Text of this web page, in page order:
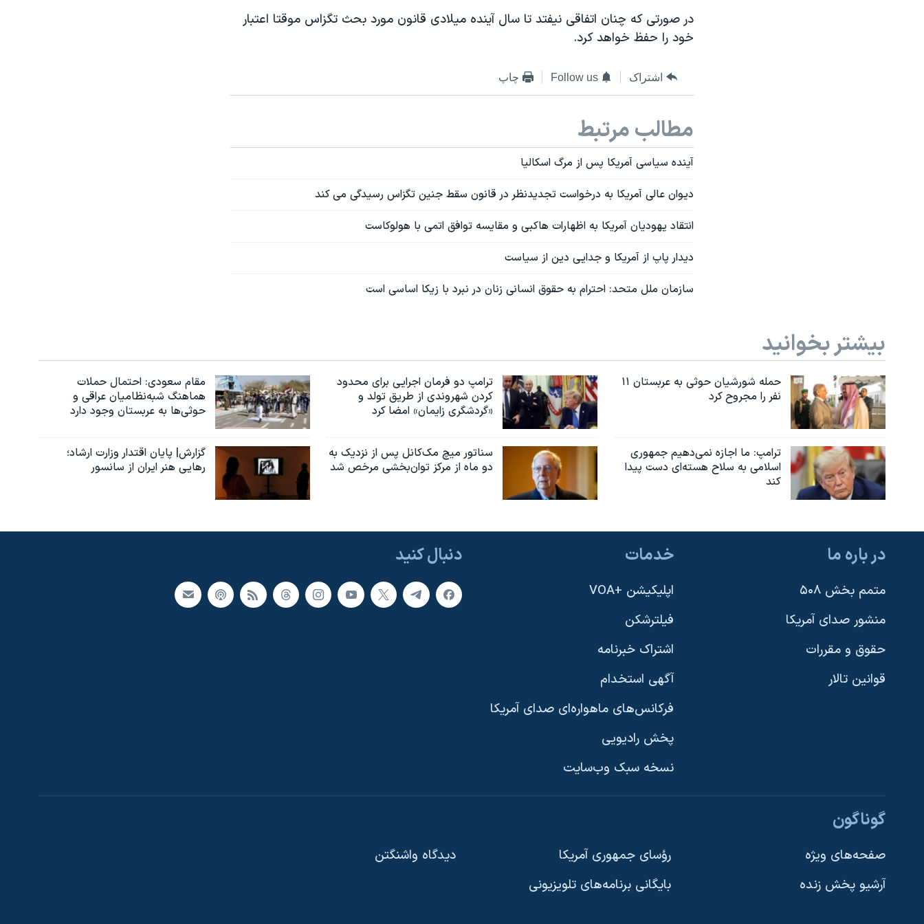
دنبال کنید
زبانهای مختلف
در صورتی که چنان اتفاقی نیفتد تا سال آینده میلادی قانون مورد بحث تگزاس موقتا اعتبار
خود را حفظ خواهد کرد.
اشتراک Follow us چاپ
مطالب مرتبط
آینده سیاسی آمریکا پس از مرگ اسکالیا
دیوان عالی آمریکا به درخواست تجدیدنظر در قانون سقط جنین تگزاس رسیدگی می کند
انتقاد یهودیان آمریکا به اظهارات هاکبی و مقایسه توافق اتمی با هولوکاست
دیدار پاپ از آمریکا و جدایی دین از سیاست
سازمان ملل متحد: احترام به حقوق انسانی زنان در نبرد با زیکا اساسی است
بیشتر بخوانید
حمله شورشیان حوثی به عربستان ۱۱
نفر را مجروح کرد
ترامپ دو فرمان اجرایی برای محدود
کردن شهروندی از طریق تولد و
«گردشگری زایمان» امضا کرد
مقام سعودی: احتمال حملات
هماهنگ شبه‌نظامیان عراقی و
حوثی‌ها به عربستان وجود دارد
ترامپ: ما اجازه نمی‌دهیم جمهوری
اسلامی به سلاح هسته‌ای دست پیدا
کند
سناتور میچ مک‌کانل پس از نزدیک به
دو ماه از مرکز توان‌بخشی مرخص شد
گزارش| پایان اقتدار وزارت ارشاد؛
رهایی هنر ایران از سانسور
دنبال کنید در باره ما
متمم بخش ۵۰۸
منشور صدای آمریکا
حقوق و مقررات
قوانین تالار
خدمات
اپلیکیشن +VOA
فیلترشکن
اشتراک خبرنامه
آگهی استخدام
فرکانس‌های ماهواره‌ای صدای آمریکا
پخش رادیویی
نسخه سبک وب‌سایت
گوناگون
صفحه‌های ویژه
آرشیو پخش زنده
رؤسای جمهوری آمریکا
بایگانی برنامه‌های تلویزیونی
دیدگاه‌ واشنگتن